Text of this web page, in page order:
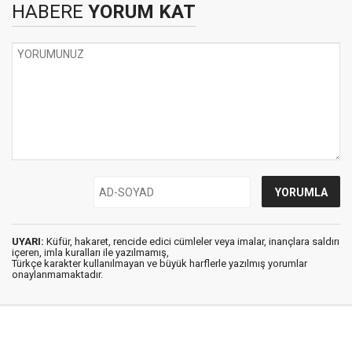
HABERE YORUM KAT
UYARI: Küfür, hakaret, rencide edici cümleler veya imalar, inançlara saldırı
içeren, imla kuralları ile yazılmamış,
Türkçe karakter kullanılmayan ve büyük harflerle yazılmış yorumlar
onaylanmamaktadır.